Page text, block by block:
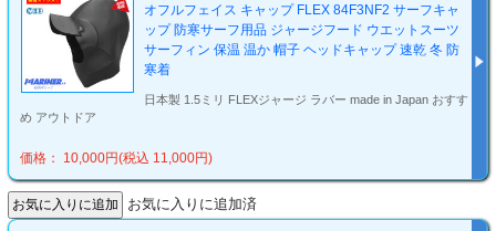
オフルフェイス キャップ FLEX 84F3NF2 サーフキャ
ップ 防寒サーフ用品 ジャージフード ウエットスーツ
サーフィン 保温 温か 帽子 ヘッドキャップ 速乾 冬 防
寒着
日本製 1.5ミリ FLEXジャージ ラバー made in Japan おすす
め アウトドア
価格： 10,000円(税込 11,000円)
お気に入りに追加済